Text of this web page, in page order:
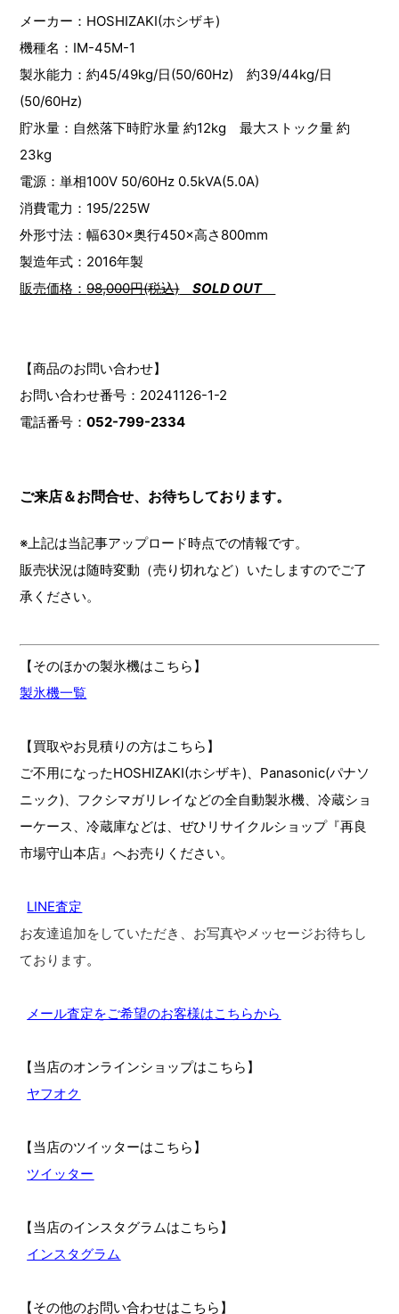
メーカー：HOSHIZAKI(ホシザキ)
機種名：IM-45M-1
製氷能力：約45/49kg/日(50/60Hz) 約39/44kg/日
(50/60Hz)
貯氷量：自然落下時貯氷量 約12kg 最大ストック量 約
23kg
電源：単相100V 50/60Hz 0.5kVA(5.0A)
消費電力：195/225W
外形寸法：幅630×奥行450×高さ800mm
製造年式：2016年製
販売価格：98,000円(税込)SOLD OUT
【商品のお問い合わせ】
お問い合わせ番号：20241126-1-2
電話番号：052-799-2334
ご来店＆お問合せ、お待ちしております。
※上記は当記事アップロード時点での情報です。
販売状況は随時変動（売り切れなど）いたしますのでご了
承ください。
【そのほかの製氷機はこちら】
製氷機一覧
【買取やお見積りの方はこちら】
ご不用になったHOSHIZAKI(ホシザキ)、Panasonic(パナソ
ニック)、フクシマガリレイなどの全自動製氷機、冷蔵ショ
ーケース、冷蔵庫などは、ぜひリサイクルショップ『再良
市場守山本店』へお売りください。
LINE査定
お友達追加をしていただき、お写真やメッセージお待ちし
ております。
メール査定をご希望のお客様はこちらから
【当店のオンラインショップはこちら】
ヤフオク
【当店のツイッターはこちら】
ツイッター
【当店のインスタグラムはこちら】
インスタグラム
【その他のお問い合わせはこちら】